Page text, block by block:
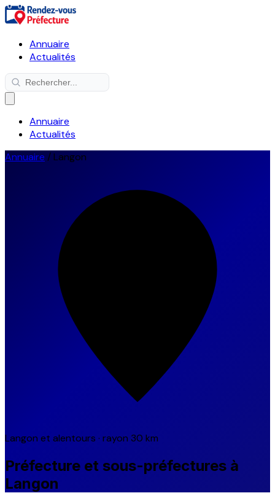
Annuaire
Actualités
Annuaire
Actualités
Annuaire / Langon
Langon et alentours · rayon 30 km
Préfecture et sous-préfectures à
Langon